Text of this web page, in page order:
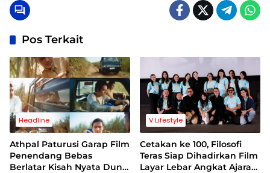
Pos Terkait
Headline
Athpal Paturusi Garap Film
Penendang Bebas
Berlatar Kisah Nyata Dunia
V Lifestyle
Cetakan ke 100, Filosofi
Teras Siap Dihadirkan Film
Layar Lebar Angkat Ajaran